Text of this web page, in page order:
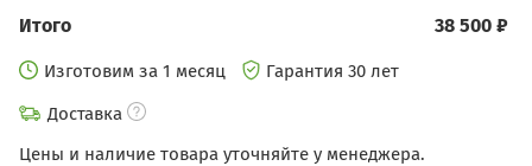
38 500 ₽
Итого
Изготовим за 1 месяц
Гарантия 30 лет
Доставка
Цены и наличие товара уточняйте у менеджера.